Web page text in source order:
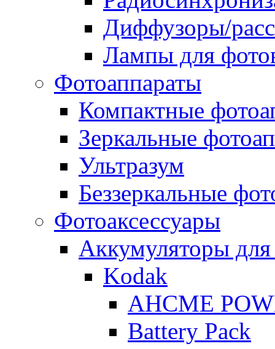
Диффузоры/
Лампы для
Фотоаппараты
Компактные
Зеркальные
Ультразум
Беззеркальные
Фотоаксессуары
Аккумуляторы для
Kodak
AHCME
Battery Pack